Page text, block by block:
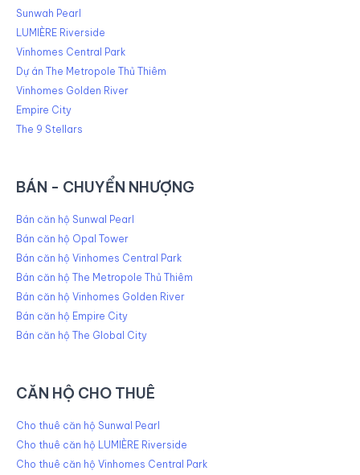
Sunwah Pearl
LUMIÈRE Riverside
Vinhomes Central Park
Dự án The Metropole Thủ Thiêm
Vinhomes Golden River
Empire City
The 9 Stellars
BÁN - CHUYỂN NHƯỢNG
Bán căn hộ Sunwal Pearl
Bán căn hộ Opal Tower
Bán căn hộ Vinhomes Central Park
Bán căn hộ The Metropole Thủ Thiêm
Bán căn hộ Vinhomes Golden River
Bán căn hộ Empire City
Bán căn hộ The Global City
CĂN HỘ CHO THUÊ
Cho thuê căn hộ Sunwal Pearl
Cho thuê căn hộ LUMIÈRE Riverside
Cho thuê căn hộ Vinhomes Central Park